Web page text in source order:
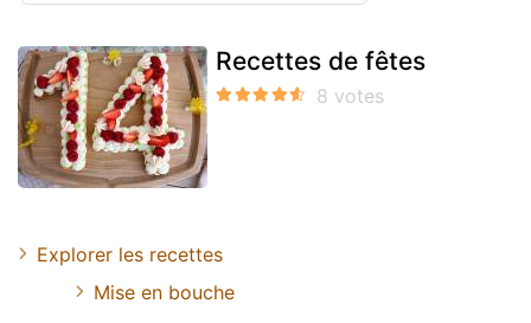
Recettes de fêtes
Explorer les recettes
Mise en bouche